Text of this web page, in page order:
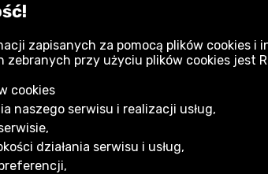
Nawadnianie Gardena
zapisanych za pomocą plików cookies
przy użyciu plików cookies jest
cookies
naszego serwisu i realizacji usług,
działania serwisu i usług,